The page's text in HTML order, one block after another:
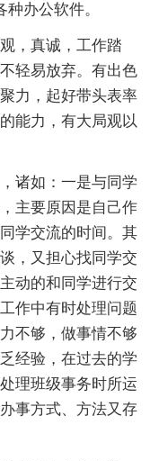
办公软件。
，真诚，工作踏
轻易放弃。有出色
力，起好带头表率
能力，有大局观以
诸如：一是与同学
主要原因是自己作
学交流的时间。其
，又担心找同学交
动的和同学进行交
作中有时处理问题
不够，做事情不够
经验，在过去的学
理班级事务时所运
事方式、方法又存